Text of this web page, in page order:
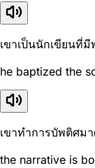
เขาเป็นนักเขียนที่มี
he baptized the
เขาทำการบัพติศมา
the narrative is